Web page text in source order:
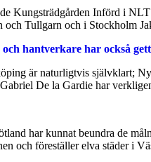
Kungsträdgården Införd i
Tullgarn och i Stockholm
hantverkare har också
är naturligtvis självklart;
De la Gardie har
har kunnat beundra de
och föreställer elva städer i